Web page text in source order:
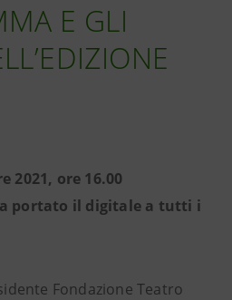
E GLI
2021, ore 16.00
portato il digitale a tutti i
Fondazione Teatro